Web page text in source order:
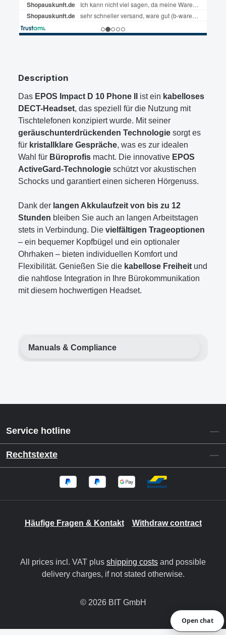
Description
Das EPOS Impact D 10 Phone II ist ein kabelloses
DECT-Headset, das speziell für die Nutzung mit
Tischtelefonen konzipiert wurde. Mit seiner
geräuschunterdrückenden Technologie sorgt es
für kristallklare Gespräche, was es zur idealen
Wahl für Büroprofis macht. Die innovative EPOS
ActiveGard-Technologie schützt vor akustischen
Schocks und garantiert einen sicheren Hörgenuss.
Dank der langen Akkulaufzeit von bis zu 12
Stunden bleiben Sie auch an langen Arbeitstagen
stets in Verbindung. Die vielfältigen Trageoptionen
– ein bequemer Kopfbügel und ein optionaler
Ohrhaken – bieten individuellen Komfort und
Flexibilität. Genießen Sie die kabellose Freiheit und
die nahtlose Integration in Ihre Bürokommunikation
mit diesem hochwertigen Headset.
Manuals & Compliance
Service hotline
Rechtstexte
Häufige Fragen & Kontakt Withdraw contract
All prices incl. VAT plus shipping costs and possible
delivery charges, if not stated otherwise.
© 2026 BIT GmbH
Open chat